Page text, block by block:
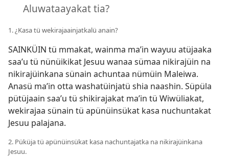
Aluwataayakat tia?
1. ¿Kasa tü wekirajaainjatkalü anain?
SAINKÜIN tü mmakat, wainma maʼin wayuu atüjaaka
saaʼu tü nünüikikat Jesuu wanaa sümaa nikirajüin na
nikirajüinkana sünain achuntaa nümüin Maleiwa.
Anasü maʼin otta washatüinjatü shia naashin. Süpüla
pütüjaain saaʼu tü shikirajakat maʼin tü Wiwüliakat,
wekirajaa sünain tü apünüinsükat kasa nuchuntakat
Jesuu palajana.
2. Püküja tü apünüinsükat kasa nachuntajatka na nikirajüinkana
Jesuu.